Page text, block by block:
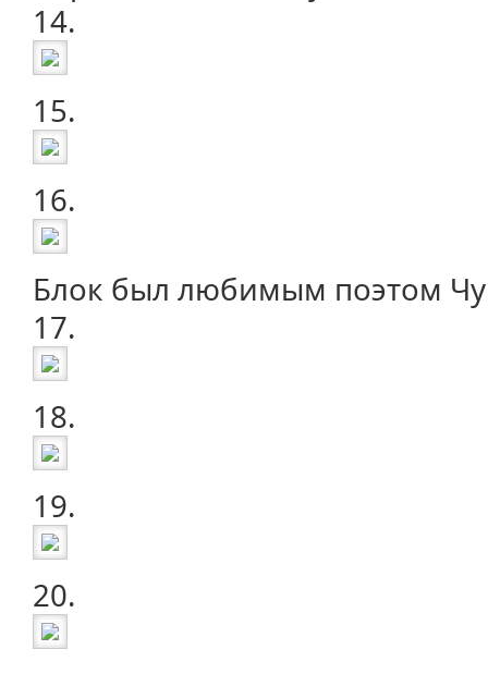
14.
15.
16.
Блок был любимым поэтом
17.
18.
19.
20.